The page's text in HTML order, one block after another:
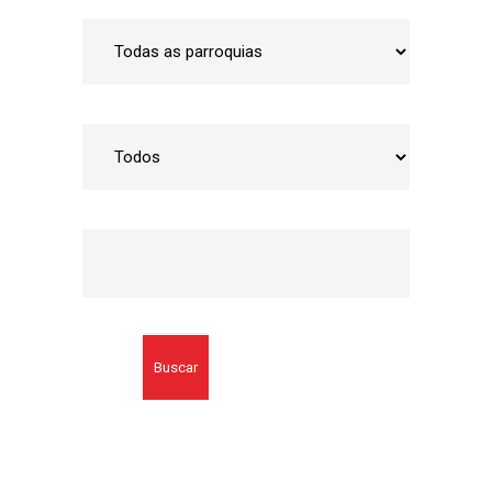
Buscar